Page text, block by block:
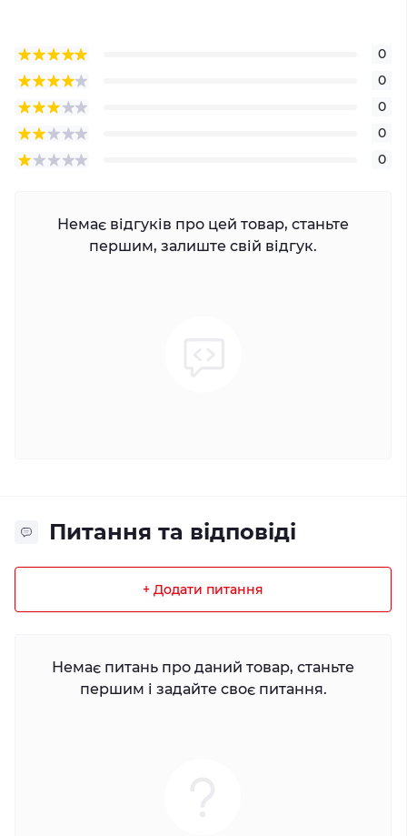
0
0
0
0
0
Немає відгуків про цей товар, станьте
першим, залиште свій відгук.
Питання та відповіді
+ Додати питання
Немає питань про даний товар, станьте
першим і задайте своє питання.